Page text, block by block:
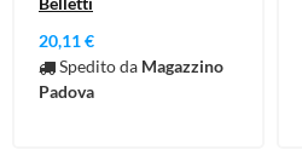
20,11 €
Spedito da Magazzino
Padova